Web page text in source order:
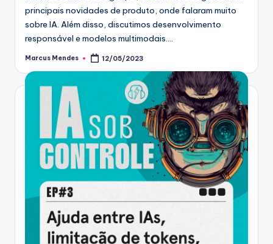
principais novidades de produto, onde falaram muito
sobre IA. Além disso, discutimos desenvolvimento
responsável e modelos multimodais.…
Posted
Marcus Mendes 12/05/2023